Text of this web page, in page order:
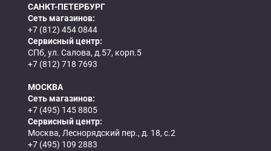
САНКТ-ПЕТЕРБУРГ
Сеть магазинов:
+7 (812) 454 0844
Сервисный центр:
СПб, ул. Салова, д.57, корп.5
+7 (812) 718 7693
МОСКВА
Сеть магазинов:
+7 (495) 145 8805
Сервисный центр:
Москва, Леснорядский пер., д. 18, с.2
+7 (495) 109 2883